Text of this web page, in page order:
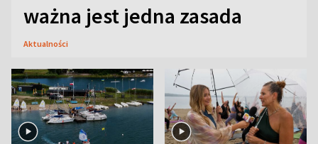
ważna jest jedna zasada
Aktualności